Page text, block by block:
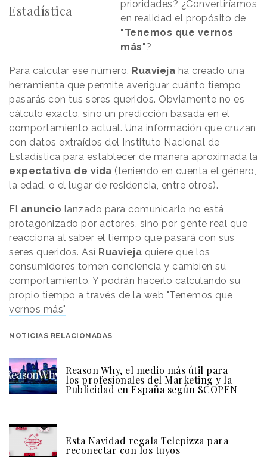
Estadística
prioridades? ¿Convertiríamos
en realidad el propósito de
"Tenemos que vernos
más"?
Para calcular ese número, Ruavieja ha creado una
herramienta que permite averiguar cuánto tiempo
pasarás con tus seres queridos. Obviamente no es
cálculo exacto, sino un predicción basada en el
comportamiento actual. Una información que cruzan
con datos extraídos del Instituto Nacional de
Estadística para establecer de manera aproximada la
expectativa de vida (teniendo en cuenta el género,
la edad, o el lugar de residencia, entre otros).
El anuncio lanzado para comunicarlo no está
protagonizado por actores, sino por gente real que
reacciona al saber el tiempo que pasará con sus
seres queridos. Así Ruavieja quiere que los
consumidores tomen conciencia y cambien su
comportamiento. Y podrán hacerlo calculando su
propio tiempo a través de la web "Tenemos que
vernos más"
NOTICIAS RELACIONADAS
Reason Why, el medio más útil para
los profesionales del Marketing y la
Publicidad en España según SCOPEN
Esta Navidad regala Telepizza para
reconectar con los tuyos